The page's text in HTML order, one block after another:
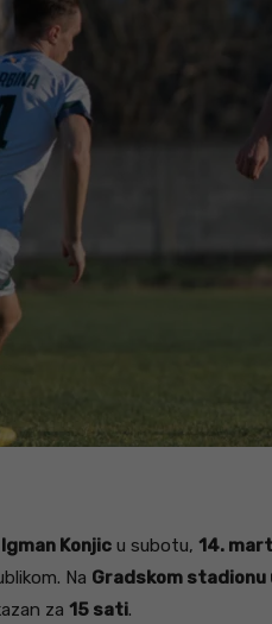
Igman Konjic u subotu, 14.
Na Gradskom stadionu
za 15 sati.